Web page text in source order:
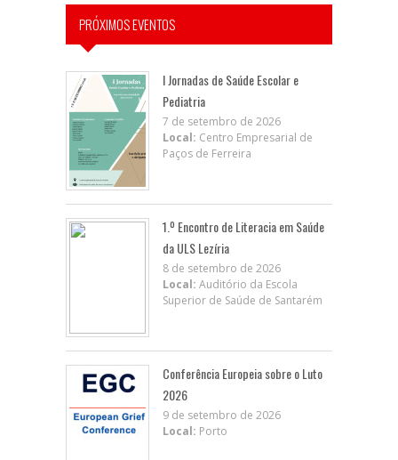
PRÓXIMOS EVENTOS
I Jornadas de Saúde Escolar e
Pediatria
7 de setembro de 2026
Local: Centro Empresarial de
Paços de Ferreira
1.º Encontro de Literacia em Saúde
da ULS Lezíria
8 de setembro de 2026
Local: Auditório da Escola
Superior de Saúde de Santarém
Conferência Europeia sobre o Luto
2026
9 de setembro de 2026
Local: Porto